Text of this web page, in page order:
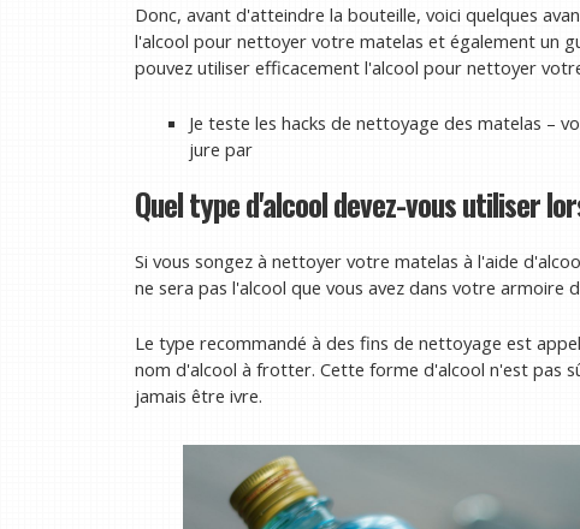
Donc, avant d'atteindre la bouteille, voici quelques
l'alcool pour nettoyer votre matelas et également un
pouvez utiliser efficacement l'alcool pour nettoyer
Je teste les hacks de nettoyage des matelas –
jure par
Quel type d'alcool devez-vous utiliser
Si vous songez à nettoyer votre matelas à l'aide
ne sera pas l'alcool que vous avez dans votre armoire
Le type recommandé à des fins de nettoyage est
nom d'alcool à frotter. Cette forme d'alcool n'est pas
jamais être ivre.